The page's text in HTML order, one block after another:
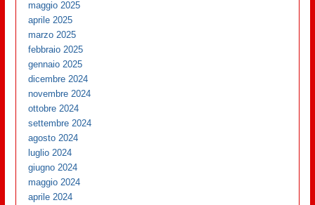
maggio 2025
aprile 2025
marzo 2025
febbraio 2025
gennaio 2025
dicembre 2024
novembre 2024
ottobre 2024
settembre 2024
agosto 2024
luglio 2024
giugno 2024
maggio 2024
aprile 2024